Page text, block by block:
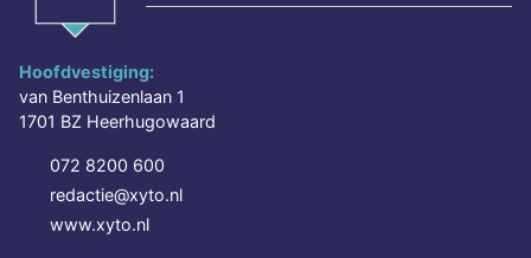
Hoofdvestiging:
van Benthuizenlaan 1
1701 BZ Heerhugowaard
072 8200 600
redactie@xyto.nl
www.xyto.nl